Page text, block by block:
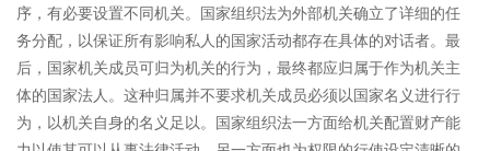
序，有必要设置不同机关。国家组织法为外部机关确立了详细的任
务分配，以保证所有影响私人的国家活动都存在具体的对话者。最
后，国家机关成员可归为机关的行为，最终都应归属于作为机关主
体的国家法人。这种归属并不要求机关成员必须以国家名义进行行
为，以机关自身的名义足以。国家组织法一方面给机关配置财产能